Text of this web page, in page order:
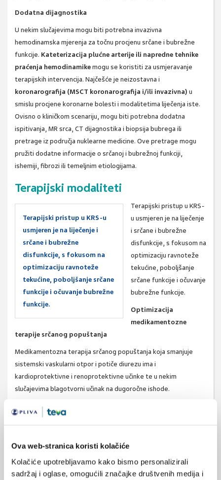
Ova web-stranica koristi kolačiće
Kolačiće upotrebljavamo kako bismo personalizirali
sadržaj i oglase, omogućili značajke društvenih medija i
Dodatna dijagnostika
U nekim slučajevima mogu biti potrebna invazivna
hemodinamska mjerenja za točnu procjenu srčane i bubrežne
funkcije. Kateterizacija plućne arterije ili napredne tehnike
praćenja hemodinamikemogu se koristiti za usmjeravanje
terapijskih intervencija. Najčešće je neizostavna i
koronarografija (MSCT koronarografija i/ili invazivna) u
smislu procjene koronarne bolesti i modalitetima liječenja iste.
Ovisno o kliničkom scenariju, mogu biti potrebna dodatna
ispitivanja, MR srca, CT dijagnostika i biopsija bubrega ili
pretrage iz područja nuklearne medicine. Ove pretrage mogu
pružiti dodatne informacije o srčanoj i bubrežnoj funkciji,
ishemiji, fibrozi ili temeljnim etiologijama.
Terapijski modaliteti
Terapijski pristup u KRS-u
usmjeren je na liječenje i
srčane i bubrežne
disfunkcije, s fokusom na
optimizaciju ravnoteže
tekućine, poboljšanje srčane
funkcije i očuvanje bubrežne
funkcije.
Terapijski pristup u KRS-
u usmjeren je na liječenje
i srčane i bubrežne
disfunkcije, s fokusom na
optimizaciju ravnoteže
tekućine, poboljšanje
srčane funkcije i očuvanje
bubrežne funkcije.
Optimizacija
medikamentozne
terapije srčanog popuštanja
Medikamentozna terapija srčanog popuštanja koja smanjuje
sistemski vaskularni otpor i potiče diurezu ima i
kardioprotektivne i renoprotektivne učinke te u nekim
slučajevima blagotvorni učinak na dugoročne ishode.
Diuretici
simptoma preopterećenja tekućinom i kongestije. Kliničke
studije do sada pokazale su da diuretici nemaju učinak na
morbiditet i sprečavanje progresije srčanog popuštanja.